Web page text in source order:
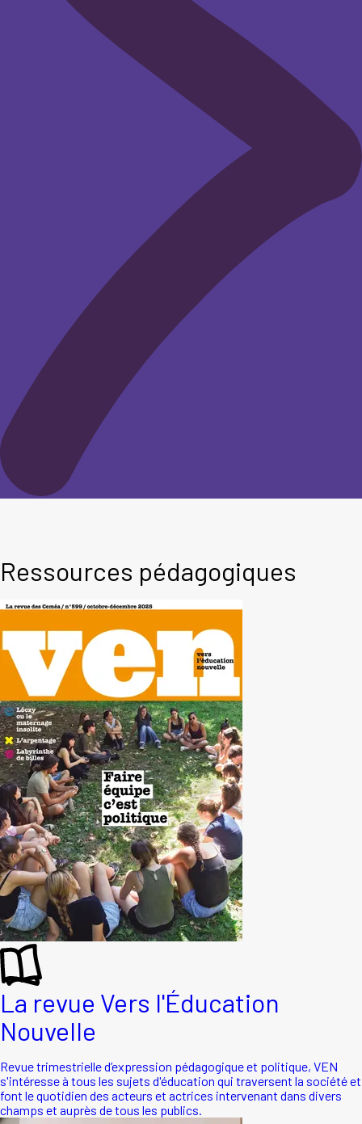
Ressources pédagogiques
La revue Vers l'Éducation
Nouvelle
Revue trimestrielle d’expression pédagogique et politique, VEN
s'intéresse à tous les sujets d'éducation qui traversent la société et
font le quotidien des acteurs et actrices intervenant dans divers
champs et auprès de tous les publics.